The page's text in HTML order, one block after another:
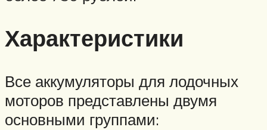
Характеристики
Все аккумуляторы для лодочных
моторов представлены двумя
основными группами: